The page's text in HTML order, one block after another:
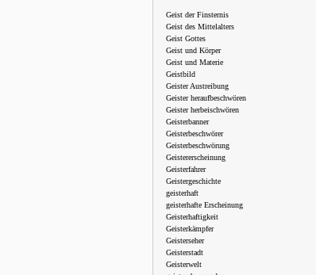
Geist der Finsternis
Geist des Mittelalters
Geist Gottes
Geist und Körper
Geist und Materie
Geistbild
Geister Austreibung
Geister heraufbeschwören
Geister herbeischwören
Geisterbanner
Geisterbeschwörer
Geisterbeschwörung
Geistererscheinung
Geisterfahrer
Geistergeschichte
geisterhaft
geisterhafte Erscheinung
Geisterhaftigkeit
Geisterkämpfer
Geisterseher
Geisterstadt
Geisterwelt